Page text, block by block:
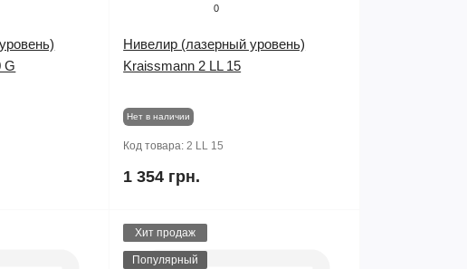
G
0
Нивелир (лазерный уровень)
Kraissmann 2 LL 15
Нет в наличии
Код товара:2 LL 15
1 354 грн.
Хит продаж
Популярный